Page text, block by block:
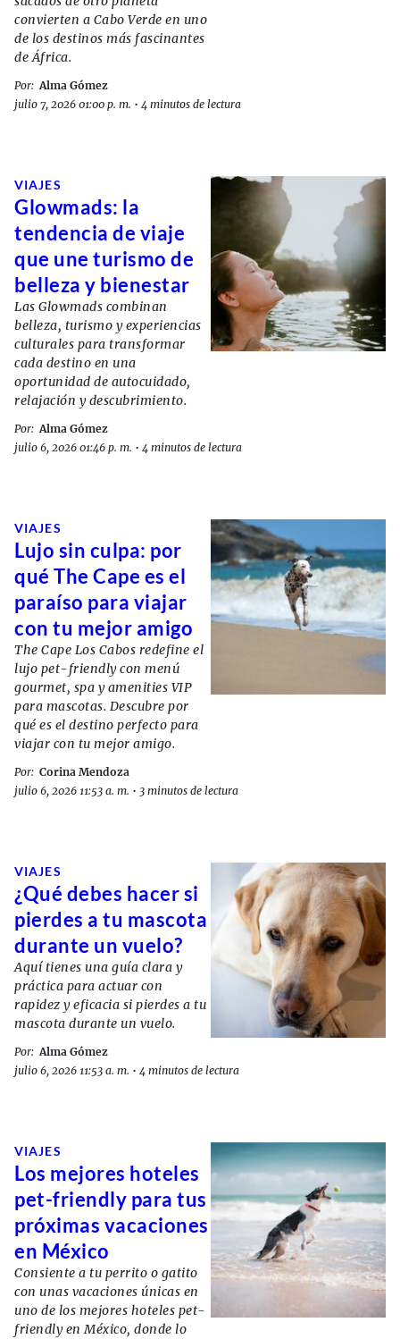
convierten a Cabo Verde en uno
de los destinos más fascinantes
de África.
Por: Alma Gómez
julio 7, 2026 01:00 p. m. • 4 minutos de lectura
VIAJES
Glowmads: la
tendencia de viaje
que une turismo de
belleza y bienestar
Las Glowmads combinan
belleza, turismo y experiencias
culturales para transformar
cada destino en una
oportunidad de autocuidado,
relajación y descubrimiento.
Por: Alma Gómez
julio 6, 2026 01:46 p. m. • 4 minutos de lectura
VIAJES
Lujo sin culpa: por
qué The Cape es el
paraíso para viajar
con tu mejor amigo
The Cape Los Cabos redefine el
lujo pet-friendly con menú
gourmet, spa y amenities VIP
para mascotas. Descubre por
qué es el destino perfecto para
viajar con tu mejor amigo.
Por: Corina Mendoza
julio 6, 2026 11:53 a. m. • 3 minutos de lectura
VIAJES
¿Qué debes hacer si
pierdes a tu mascota
durante un vuelo?
Aquí tienes una guía clara y
práctica para actuar con
rapidez y eficacia si pierdes a tu
mascota durante un vuelo.
Por: Alma Gómez
julio 6, 2026 11:53 a. m. • 4 minutos de lectura
VIAJES
Los mejores hoteles
pet-friendly para tus
próximas vacaciones
en México
Consiente a tu perrito o gatito
con unas vacaciones únicas en
uno de los mejores hoteles pet-
friendly en México, donde lo